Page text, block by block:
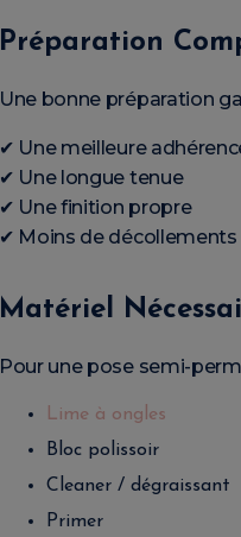
Préparation
Une bonne préparation
✔ Une meilleure
✔ Une longue tenue
✔ Une finition propre
✔ Moins de décollements
Matériel
Pour une pose semi-
Lime à ongles
Bloc polissoir
Cleaner / dégraissant
Primer